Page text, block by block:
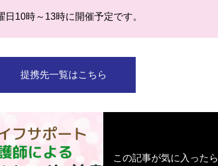
10時～13時に開催予定です。
提携先一覧はこちら
この記事が気に入ったら